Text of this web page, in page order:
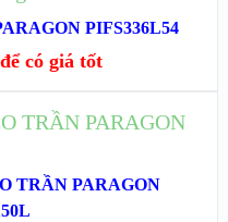
TIẾT
PIFS336L54
có giá tốt
TRẦN PARAGON